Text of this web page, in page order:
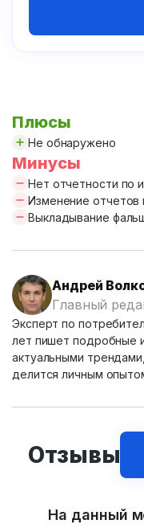
Плюсы
Не обнаружено
Минусы
Нет отчетности по
Изменение отчетов
Выкладывание
Андрей
Главный
Эксперт по
лет пишет подробные
актуальными
делится личным
Отзывы
На данный